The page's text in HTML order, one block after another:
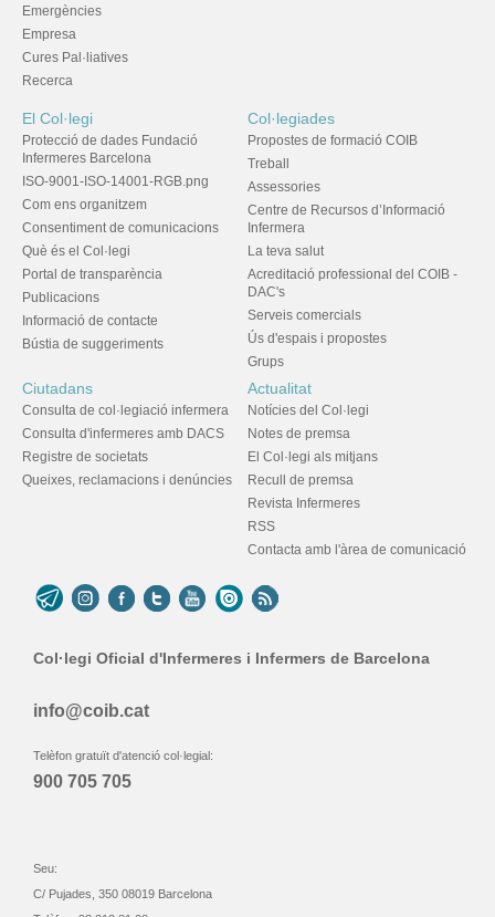
Emergències
Empresa
Cures Pal·liatives
Recerca
El Col·legi
Protecció de dades Fundació
Infermeres Barcelona
ISO-9001-ISO-14001-RGB.png
Com ens organitzem
Consentiment de comunicacions
Què és el Col·legi
Portal de transparència
Publicacions
Informació de contacte
Bústia de suggeriments
Col·legiades
Propostes de formació COIB
Treball
Assessories
Centre de Recursos d’Informació
Infermera
La teva salut
Acreditació professional del COIB -
DAC's
Serveis comercials
Ús d'espais i propostes
Grups
Ciutadans
Consulta de col·legiació infermera
Consulta d'infermeres amb DACS
Registre de societats
Queixes, reclamacions i denúncies
Actualitat
Notícies del Col·legi
Notes de premsa
El Col·legi als mitjans
Recull de premsa
Revista Infermeres
RSS
Contacta amb l'àrea de comunicació
Col·legi Oficial d'Infermeres i Infermers de Barcelona
info@coib.cat
Telèfon gratuït d'atenció col·legial:
900 705 705
Seu:
C/ Pujades, 350 08019 Barcelona